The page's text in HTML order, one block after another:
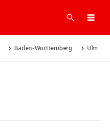
Suche
Baden-Württemberg Ulm